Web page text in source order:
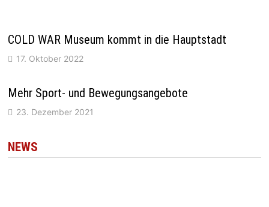
COLD WAR Museum kommt in die Hauptstadt
17. Oktober 2022
Mehr Sport- und Bewegungsangebote
23. Dezember 2021
NEWS